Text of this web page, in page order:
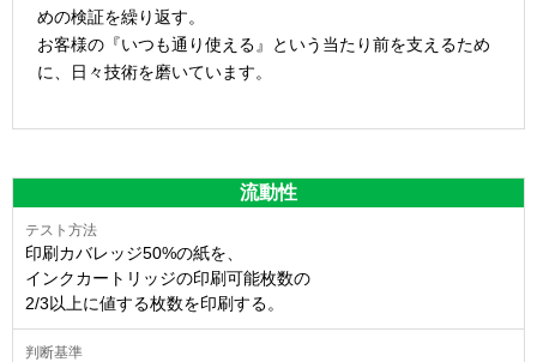
めの検証を繰り返す。
お客様の『いつも通り使える』という当たり前を支えるため
に、日々技術を磨いています。
流動性
印刷カバレッジ50%の紙を、
インクカートリッジの印刷可能枚数の
2/3以上に値する枚数を印刷する。